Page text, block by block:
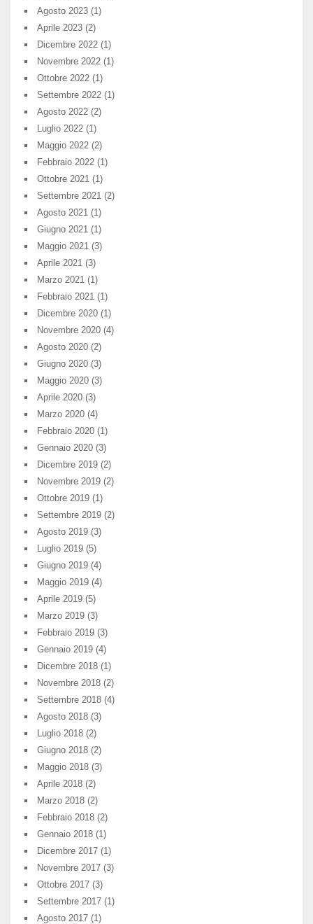
Agosto 2023 (1)
Aprile 2023 (2)
Dicembre 2022 (1)
Novembre 2022 (1)
Ottobre 2022 (1)
Settembre 2022 (1)
Agosto 2022 (2)
Luglio 2022 (1)
Maggio 2022 (2)
Febbraio 2022 (1)
Ottobre 2021 (1)
Settembre 2021 (2)
Agosto 2021 (1)
Giugno 2021 (1)
Maggio 2021 (3)
Aprile 2021 (3)
Marzo 2021 (1)
Febbraio 2021 (1)
Dicembre 2020 (1)
Novembre 2020 (4)
Agosto 2020 (2)
Giugno 2020 (3)
Maggio 2020 (3)
Aprile 2020 (3)
Marzo 2020 (4)
Febbraio 2020 (1)
Gennaio 2020 (3)
Dicembre 2019 (2)
Novembre 2019 (2)
Ottobre 2019 (1)
Settembre 2019 (2)
Agosto 2019 (3)
Luglio 2019 (5)
Giugno 2019 (4)
Maggio 2019 (4)
Aprile 2019 (5)
Marzo 2019 (3)
Febbraio 2019 (3)
Gennaio 2019 (4)
Dicembre 2018 (1)
Novembre 2018 (2)
Settembre 2018 (4)
Agosto 2018 (3)
Luglio 2018 (2)
Giugno 2018 (2)
Maggio 2018 (3)
Aprile 2018 (2)
Marzo 2018 (2)
Febbraio 2018 (2)
Gennaio 2018 (1)
Dicembre 2017 (1)
Novembre 2017 (3)
Ottobre 2017 (3)
Settembre 2017 (1)
Agosto 2017 (1)